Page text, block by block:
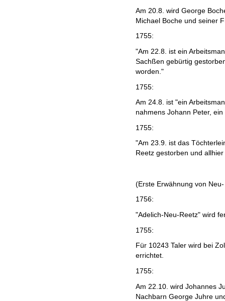
Am 20.8. wird George
Michael Boche und seiner
1755:
"Am 22.8. ist ein
Sachßen gebürtig
worden."
1755:
Am 24.8. ist "ein
nahmens Johann Peter,
1755:
"Am 23.9. ist das
Reetz gestorben und
(Erste Erwähnung von
1756:
"Adelich-Neu-Reetz" wird
1755:
Für 10243 Taler wird bei
errichtet.
1755:
Am 22.10. wird Johannes
Nachbarn George Juhre